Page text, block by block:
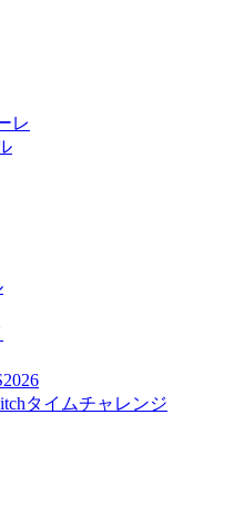
レ
タイムチャレンジ